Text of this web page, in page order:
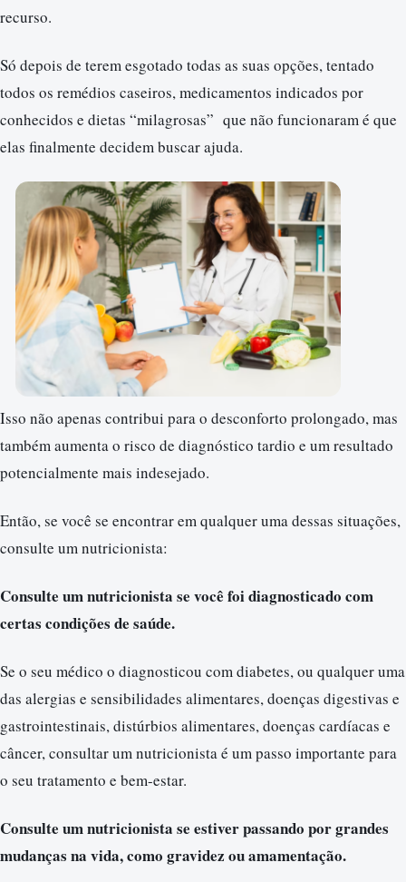
recurso.
Só depois de terem esgotado todas as suas opções, tentado
todos os remédios caseiros, medicamentos indicados por
conhecidos e dietas “milagrosas” que não funcionaram é que
elas finalmente decidem buscar ajuda.
Isso não apenas contribui para o desconforto prolongado, mas
também aumenta o risco de diagnóstico tardio e um resultado
potencialmente mais indesejado.
Então, se você se encontrar em qualquer uma dessas situações,
consulte um nutricionista:
Consulte um nutricionista se você foi diagnosticado com
certas condições de saúde.
Se o seu médico o diagnosticou com diabetes, ou qualquer uma
das alergias e sensibilidades alimentares, doenças digestivas e
gastrointestinais, distúrbios alimentares, doenças cardíacas e
câncer, consultar um nutricionista é um passo importante para
o seu tratamento e bem-estar.
Consulte um nutricionista se estiver passando por grandes
mudanças na vida, como gravidez ou amamentação.